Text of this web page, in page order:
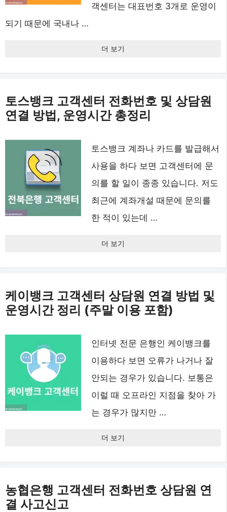
객센터는 대표번호 3개로 운영이
되기 때문에 국내나 …
더 보기
토스뱅크 고객센터 전화번호 및 상담원
연결 방법, 운영시간 총정리
토스뱅크 계좌나 카드를 발급해서
사용을 하다 보면 고객센터에 문
의를 할 일이 종종 있습니다. 저도
최근에 계좌개설 때문에 문의를
한 적이 있는데 …
더 보기
케이뱅크 고객센터 상담원 연결 방법 및
운영시간 정리 (주말 이용 포함)
인터넷 전문 은행인 케이뱅크를
이용하다 보면 오류가 나거나 잘
안되는 경우가 있습니다. 보통은
이럴 때 오프라인 지점을 찾아 가
는 경우가 많지만 …
더 보기
농협은행 고객센터 전화번호 상담원 연
결 사고신고